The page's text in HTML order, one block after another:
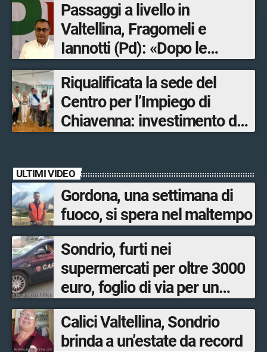
Passaggi a livello in
Valtellina, Fragomeli e
Iannotti (Pd): «Dopo le
Olimpiadi solo un terzo delle
opere sostitutive sarà
ultimato entro il 2026»
Riqualificata la sede del
Centro per l’Impiego di
Chiavenna: investimento da
ULTIMI VIDEO
Gordona, una settimana di
fuoco, si spera nel maltempo
Sondrio, furti nei
supermercati per oltre 3000
euro, foglio di via per un
ventinovenne
Calici Valtellina, Sondrio
brinda a un’estate da record